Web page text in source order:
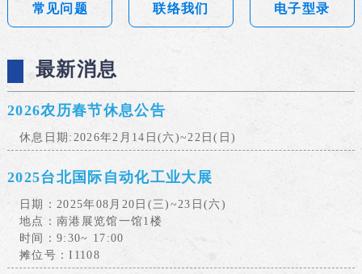
常见问题 联络我们 电子型录
最新消息
2026农历春节休息公告
休息日期:2026年2月14日(六)~22日(日)
2025台北国际自动化工业大展
日期：2025年08月20日(三)~23日(六)
地点：南港展览馆一馆1楼
时间：9:30~ 17:00
摊位号：I1108